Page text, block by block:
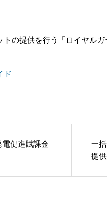
の提供を行う「ロイヤル
ド
促進賦課金
一
提